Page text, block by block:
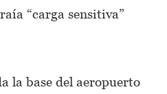
“carga sensitiva”
la base del aeropuerto